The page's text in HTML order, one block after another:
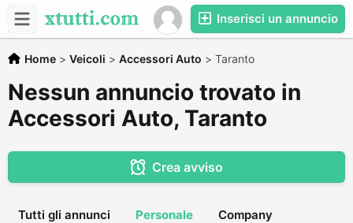
Inserisci un annuncio
Home > Veicoli > Accessori Auto > Taranto
Nessun annuncio trovato in
Accessori Auto, Taranto
Crea avviso
Tutti gli annunci Personale Company